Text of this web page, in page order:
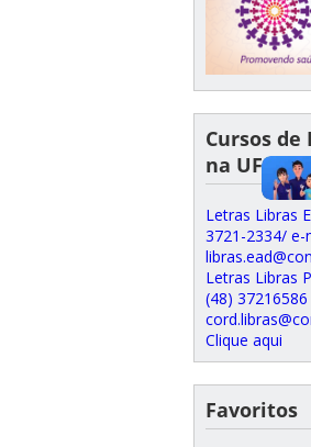
Cursos
na UFSC
Letras Libras
3721-2334/ e-
Letras Libras
(48)
Clique aqui
Favoritos